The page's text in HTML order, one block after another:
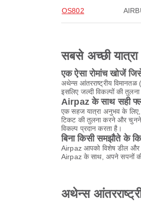
OS802
सबसे अच्छी
एक ऐसा रोमांच खोजें
अथेन्स आंतरराष्ट्रीय
इसलिए जल्दी विकल्पों की
Airpaz के साथ सही
एक सहज यात्रा अनुभव के
टिकट की तुलना करने और चुनने
विकल्प प्रदान करता है।
बिना किसी समझौते के
Airpaz आपको विशेष डील और
Airpaz के साथ, अपने सपनों
अथेन्स